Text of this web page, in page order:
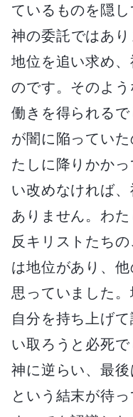
ているものを隠
神の委託ではあ
地位を追い求め
のです。そのよ
働きを得られる
が闇に陥ってい
たしに降りかか
い改めなければ
ありません。わ
反キリストたち
は地位があり、
思っていました。
自分を持ち上げ
い取ろうと必死
神に逆らい、最
という結末が待